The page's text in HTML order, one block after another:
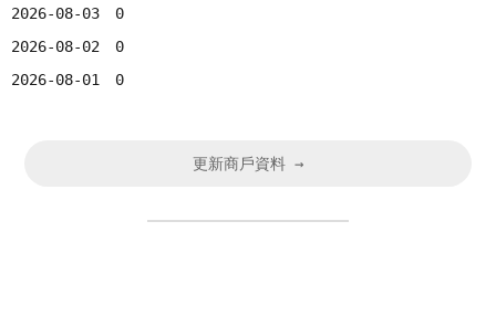
2026-08-03
0
2026-08-02
0
2026-08-01
0
更新商戶資料 →